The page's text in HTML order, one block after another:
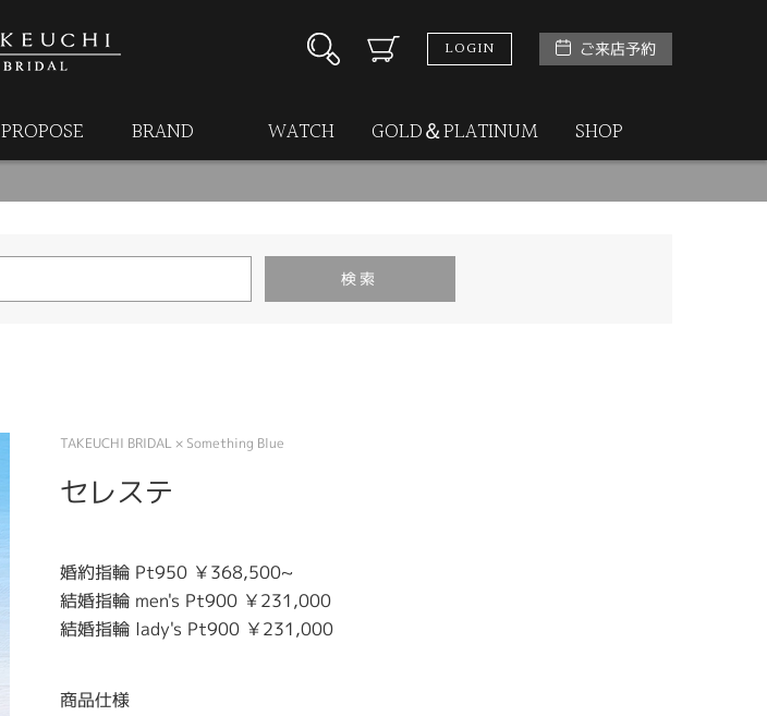
LOGIN ご来店予約
PROPOSE BRAND WATCH GOLD＆PLATINUM SHOP
TAKEUCHI BRIDAL × Something Blue
セレステ
婚約指輪 Pt950 ￥368,500~
結婚指輪 men's Pt900 ￥231,000
結婚指輪 lady's Pt900 ￥231,000
商品仕様